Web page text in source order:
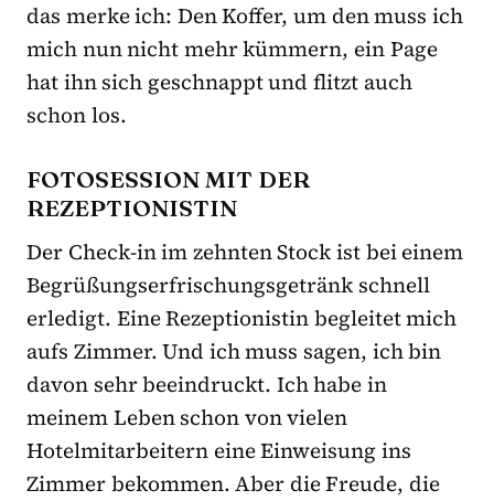
das merke ich: Den Koffer, um den muss ich
mich nun nicht mehr kümmern, ein Page
hat ihn sich geschnappt und flitzt auch
schon los.
FOTOSESSION MIT DER
REZEPTIONISTIN
Der Check-in im zehnten Stock ist bei einem
Begrüßungserfrischungsgetränk schnell
erledigt. Eine Rezeptionistin begleitet mich
aufs Zimmer. Und ich muss sagen, ich bin
davon sehr beeindruckt. Ich habe in
meinem Leben schon von vielen
Hotelmitarbeitern eine Einweisung ins
Zimmer bekommen. Aber die Freude, die